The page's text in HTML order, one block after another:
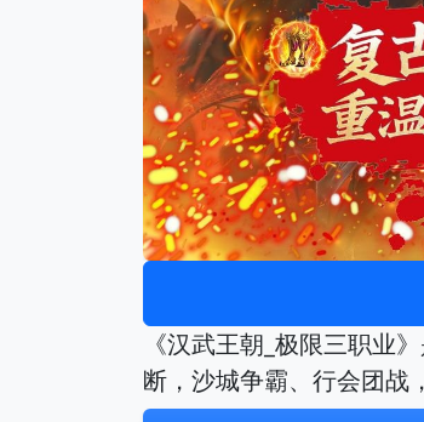
《汉武王朝_极限三职业
断，沙城争霸、行会团战